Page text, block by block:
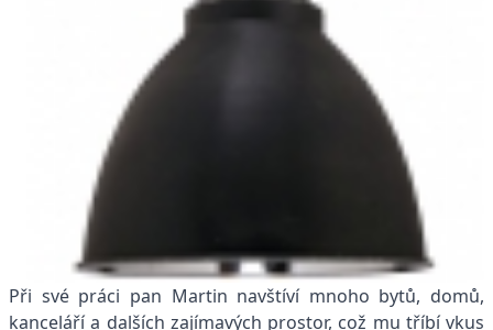
Při své práci pan Martin navštíví mnoho bytů, domů,
kanceláří a dalších zajímavých prostor, což mu tříbí vkus